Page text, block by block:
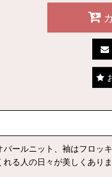
ールニット、袖はフロッ
る人の日々が美しくありま